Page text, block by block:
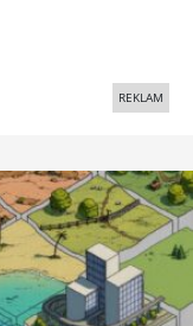
REKLAM